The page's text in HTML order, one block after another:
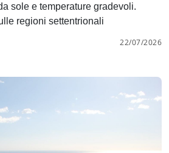
sole e temperature gradevoli.
regioni settentrionali
22/07/2026